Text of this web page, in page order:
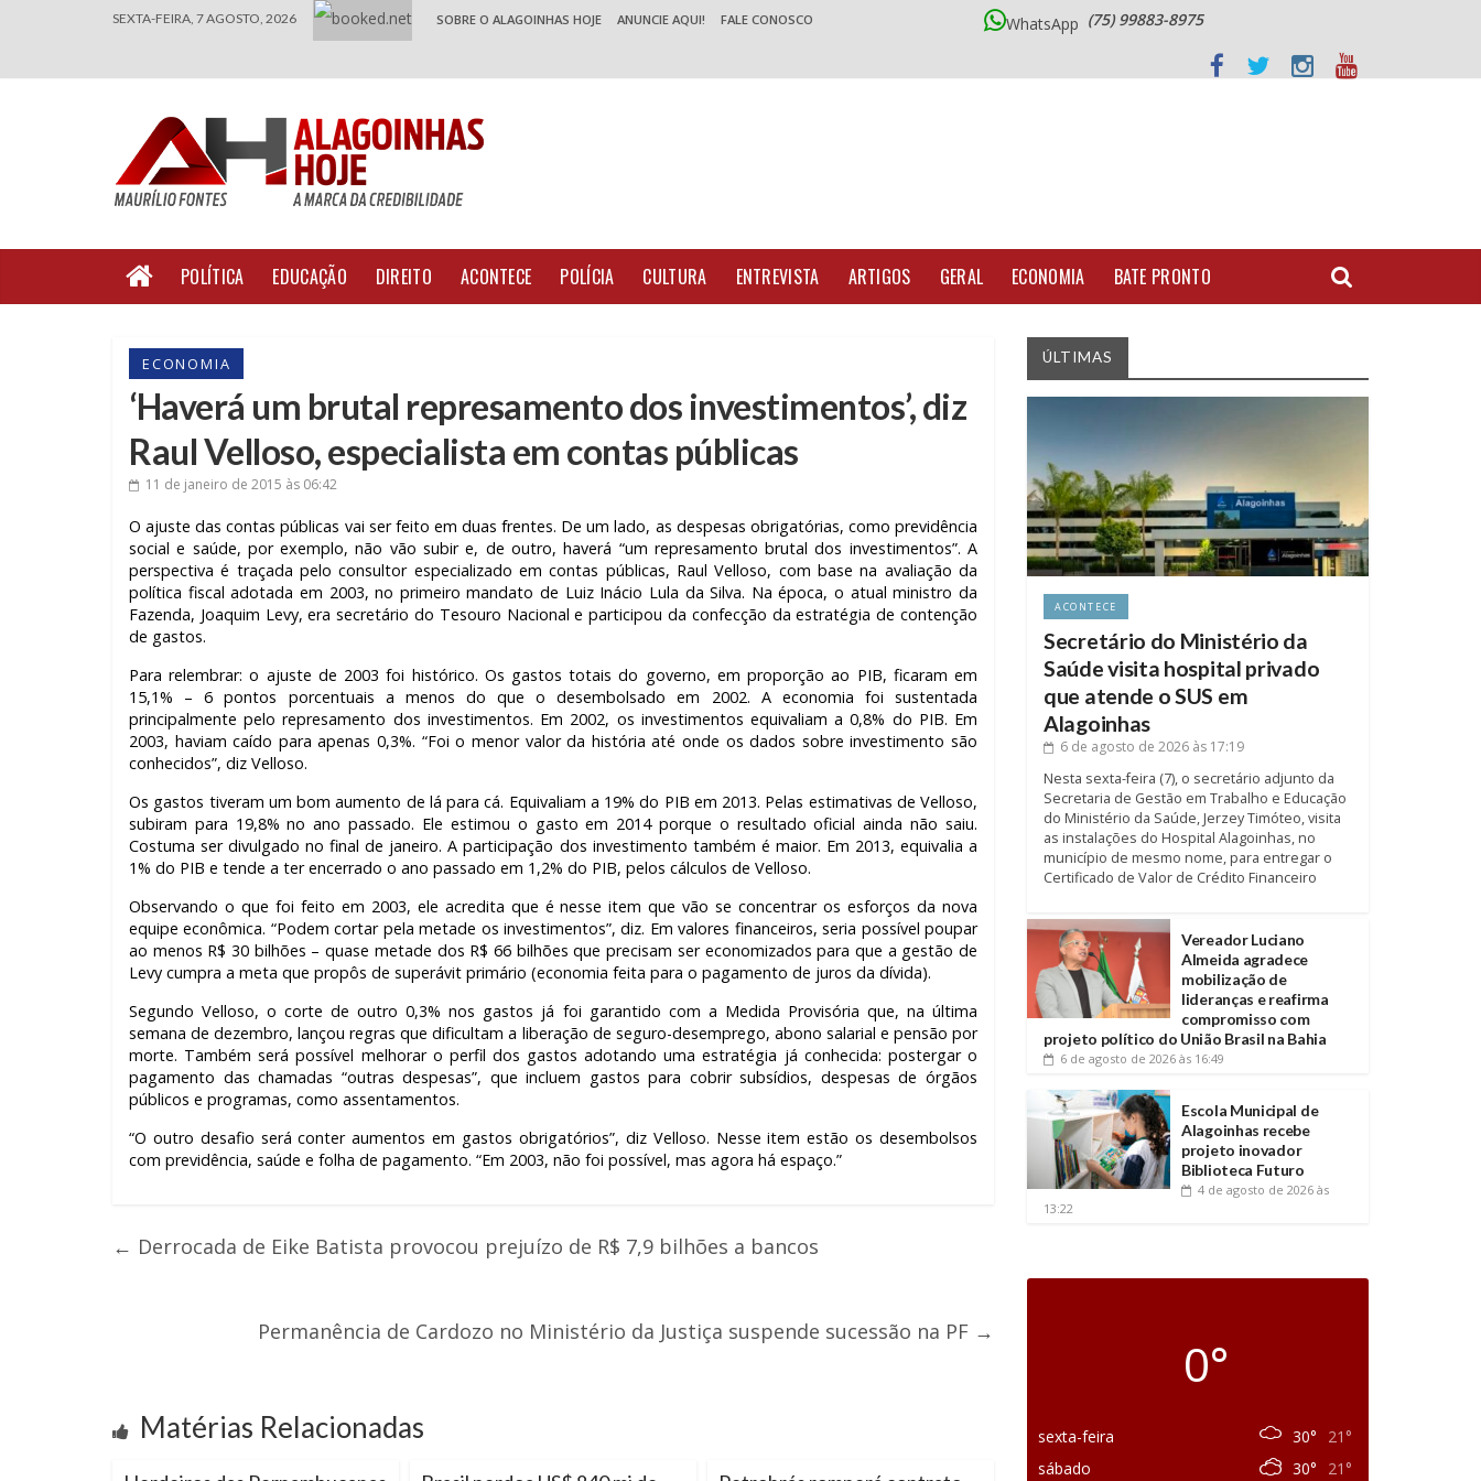
SEXTA-FEIRA, 7 AGOSTO, 2026 SOBRE O ALAGOINHAS HOJE ANUNCIE AQUI! FALE CONOSCO WhatsApp (75) 99883-8975
POLÍTICA EDUCAÇÃO DIREITO ACONTECE POLÍCIA CULTURA ENTREVISTA ARTIGOS GERAL ECONOMIA BATE PRONTO
ECONOMIA
‘Haverá um brutal represamento dos investimentos’, diz
Raul Velloso, especialista em contas públicas
11 de janeiro de 2015 às 06:42
O ajuste das contas públicas vai ser feito em duas frentes. De um lado, as despesas obrigatórias, como previdência
social e saúde, por exemplo, não vão subir e, de outro, haverá “um represamento brutal dos investimentos”. A
perspectiva é traçada pelo consultor especializado em contas públicas, Raul Velloso, com base na avaliação da
política fiscal adotada em 2003, no primeiro mandato de Luiz Inácio Lula da Silva. Na época, o atual ministro da
Fazenda, Joaquim Levy, era secretário do Tesouro Nacional e participou da confecção da estratégia de contenção
de gastos.
Para relembrar: o ajuste de 2003 foi histórico. Os gastos totais do governo, em proporção ao PIB, ficaram em
15,1% – 6 pontos porcentuais a menos do que o desembolsado em 2002. A economia foi sustentada
principalmente pelo represamento dos investimentos. Em 2002, os investimentos equivaliam a 0,8% do PIB. Em
2003, haviam caído para apenas 0,3%. “Foi o menor valor da história até onde os dados sobre investimento são
conhecidos”, diz Velloso.
Os gastos tiveram um bom aumento de lá para cá. Equivaliam a 19% do PIB em 2013. Pelas estimativas de Velloso,
subiram para 19,8% no ano passado. Ele estimou o gasto em 2014 porque o resultado oficial ainda não saiu.
Costuma ser divulgado no final de janeiro. A participação dos investimento também é maior. Em 2013, equivalia a
1% do PIB e tende a ter encerrado o ano passado em 1,2% do PIB, pelos cálculos de Velloso.
Observando o que foi feito em 2003, ele acredita que é nesse item que vão se concentrar os esforços da nova
equipe econômica. “Podem cortar pela metade os investimentos”, diz. Em valores financeiros, seria possível poupar
ao menos R$ 30 bilhões – quase metade dos R$ 66 bilhões que precisam ser economizados para que a gestão de
Levy cumpra a meta que propôs de superávit primário (economia feita para o pagamento de juros da dívida).
Segundo Velloso, o corte de outro 0,3% nos gastos já foi garantido com a Medida Provisória que, na última
semana de dezembro, lançou regras que dificultam a liberação de seguro-desemprego, abono salarial e pensão por
morte. Também será possível melhorar o perfil dos gastos adotando uma estratégia já conhecida: postergar o
pagamento das chamadas “outras despesas”, que incluem gastos para cobrir subsídios, despesas de órgãos
públicos e programas, como assentamentos.
“O outro desafio será conter aumentos em gastos obrigatórios”, diz Velloso. Nesse item estão os desembolsos
com previdência, saúde e folha de pagamento. “Em 2003, não foi possível, mas agora há espaço.”
← Derrocada de Eike Batista provocou prejuízo de R$ 7,9 bilhões a bancos
Permanência de Cardozo no Ministério da Justiça suspende sucessão na PF →
Matérias Relacionadas
ÚLTIMAS
ACONTECE
Secretário do Ministério da
Saúde visita hospital privado
que atende o SUS em
Alagoinhas
6 de agosto de 2026 às 17:19
Nesta sexta-feira (7), o secretário adjunto da
Secretaria de Gestão em Trabalho e Educação
do Ministério da Saúde, Jerzey Timóteo, visita
as instalações do Hospital Alagoinhas, no
município de mesmo nome, para entregar o
Certificado de Valor de Crédito Financeiro
Vereador Luciano
Almeida agradece
mobilização de
lideranças e reafirma
compromisso com
projeto político do União Brasil na Bahia
6 de agosto de 2026 às 16:49
Escola Municipal de
Alagoinhas recebe
projeto inovador
Biblioteca Futuro
4 de agosto de 2026 às
13:22
0°
sexta-feira 30°
21°
sábado
30° 21°